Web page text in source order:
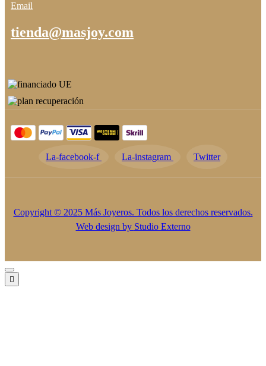
Email
tienda@masjoy.com
La-facebook-f La-instagram Twitter
Copyright © 2025 Más Joyeros. Todos los derechos reservados.
Web design by Studio Externo
